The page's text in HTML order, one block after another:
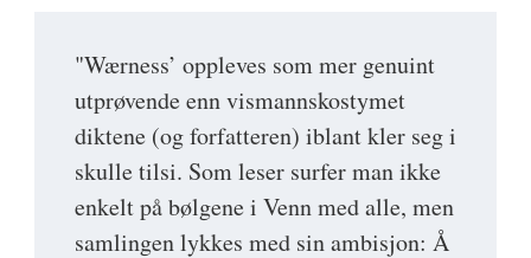
"Wærness’ oppleves som mer genuint
utprøvende enn vismannskostymet
diktene (og forfatteren) iblant kler seg i
skulle tilsi. Som leser surfer man ikke
enkelt på bølgene i Venn med alle, men
samlingen lykkes med sin ambisjon: Å